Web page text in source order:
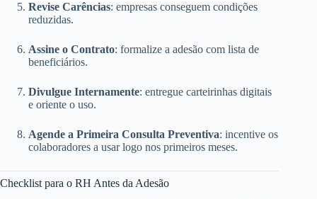
Revise Carências: empresas conseguem condições
reduzidas.
Assine o Contrato: formalize a adesão com lista de
beneficiários.
Divulgue Internamente: entregue carteirinhas digitais
e oriente o uso.
Agende a Primeira Consulta Preventiva: incentive os
colaboradores a usar logo nos primeiros meses.
Checklist para o RH Antes da Adesão